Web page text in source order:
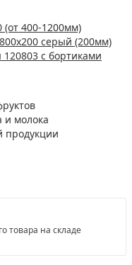
(от 400-1200мм)
серый (200мм)
c бортиками
и молока
продукции
товара на складе